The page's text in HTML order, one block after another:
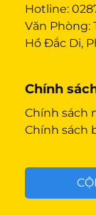
Hotline:
Văn Phòng:
Hồ Đắc Di,
Chính
Chính sách
Chính sách